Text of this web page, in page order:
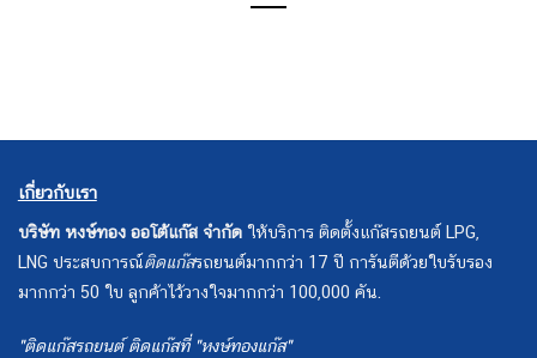
เกี่ยวกับเรา
บริษัท หงษ์ทอง ออโต้แก๊ส จำกัด ให้บริการ ติดตั้งแก๊สรถยนต์ LPG,
LNG ประสบการณ์ติดแก๊สรถยนต์มากกว่า 17 ปี การันตีด้วยใบรับรอง
มากกว่า 50 ใบ ลูกค้าไว้วางใจมากกว่า 100,000 คัน.
"ติดแก๊สรถยนต์ ติดแก๊สที่ "หงษ์ทองแก๊ส"